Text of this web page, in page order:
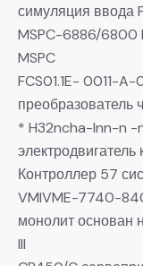
симуляция ввода
MSPC-6886/6800
MSPC
FCS01.1E- 0011-A-
преобразователь
* H32ncha-lnn-n
Контроллер 57
VMIVME-7740-
монолит основан
III